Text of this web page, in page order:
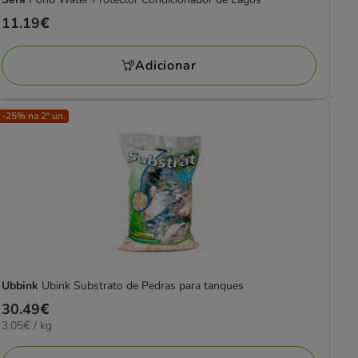
Preço
11.19€
11.19€
Adicionar
-25% na 2ª un.
Ubbink Ubink Substrato de Pedras para tanques
Preço
30.49€
30.49€
3.05€
kg
3.05€ / kg